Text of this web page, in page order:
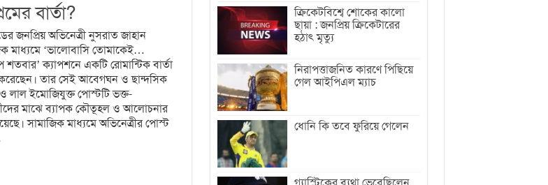
বার্তা?
জনপ্রিয় অভিনেত্রী নুসরাত জাহান
মাধ্যমে ‘ভালোবাসি তোমাকেই…
ক্যাপশনে একটি রোমান্টিক বার্তা
তার সেই আবেগঘন ও ছান্দসিক
লাল ইমোজিযুক্ত পোস্টটি ভক্ত-
মাঝে ব্যাপক কৌতূহল ও আলোচনার
সামাজিক মাধ্যমে অভিনেত্রীর পোস্ট
ক্রিকেটবিশ্বে শোকের কালো
ছায়া : জনপ্রিয় ক্রিকেটারের
হঠাৎ মৃত্যু
নিরাপত্তাজনিত কারণে পিছিয়ে
গেল আইপিএল ম্যাচ
ধোনি কি তবে ফুরিয়ে গেলেন